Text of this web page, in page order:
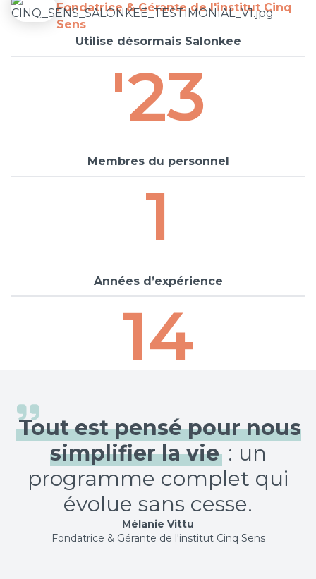
Fondatrice & Gérante de l'institut Cinq
Sens
Utilise désormais Salonkee
'23
Membres du personnel
1
Années d’expérience
14
Tout est pensé pour nous
simplifier la vie: un
programme complet qui
évolue sans cesse.
Mélanie Vittu
Fondatrice & Gérante de l'institut Cinq Sens